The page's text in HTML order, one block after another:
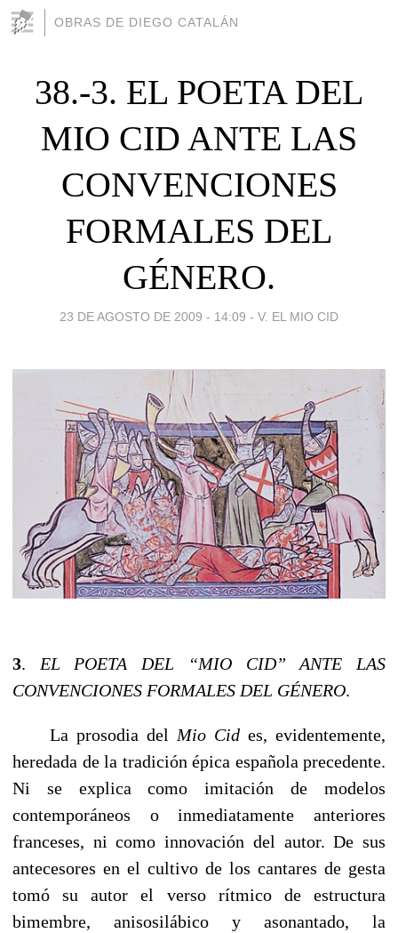
OBRAS DE DIEGO CATALÁN
38.-3. EL POETA DEL
MIO CID ANTE LAS
CONVENCIONES
FORMALES DEL
GÉNERO.
23 DE AGOSTO DE 2009 - 14:09 - V. EL MIO CID
3.EL POETA DEL “MIO CID” ANTE LAS
CONVENCIONES FORMALES DEL GÉNERO.
La prosodia delMio Cid es, evidentemente,
heredada de la tradición épica española precedente.
Ni se explica como imitación de modelos
contemporáneos o inmediatamente anteriores
franceses, ni como innovación del autor. De sus
antecesores en el cultivo de los cantares de gesta
tomó su autor el verso rítmico de estructura
bimembre, anisosilábico y asonantado, la